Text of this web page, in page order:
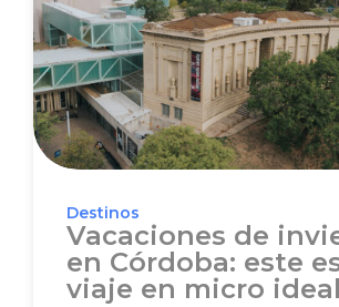
Destinos
Vacaciones de
en Córdoba: este
viaje en micro ideal